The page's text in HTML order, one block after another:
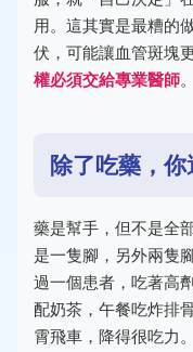
用。這其實是最糟的
伏，可能讓血管斑塊
權必須交給專業醫師。
除了吃藥，
藥是幫手，但不是全
是一隻腳，另外兩隻
過一個患者，吃著高
配奶茶，午餐吃炸排
霄飛車，降得很吃力。